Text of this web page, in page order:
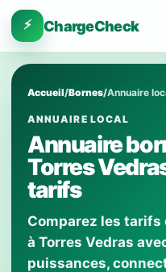
⚡ ChargeCheck
Accueil/Bornes/Annuaire
ANNUAIRE LOCAL
Annuaire
Torres
tarifs
Comparez les tarifs
à Torres Vedras
puissances,